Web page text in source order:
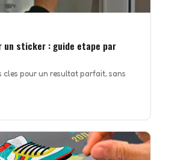
un sticker : guide etape par
cles pour un resultat parfait, sans